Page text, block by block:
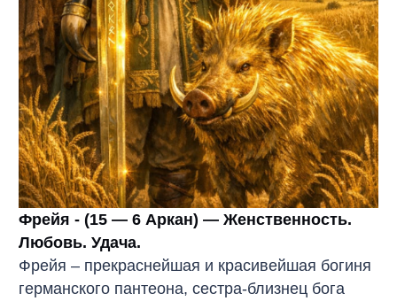
Фрейя - (15 — 6 Аркан) — Женственность.
Любовь. Удача.
Фрейя – прекраснейшая и красивейшая богиня
германского пантеона, сестра-близнец бога